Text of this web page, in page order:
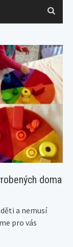
doma
a nemusí
pro vás